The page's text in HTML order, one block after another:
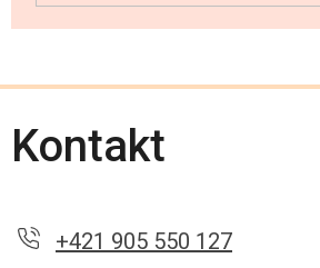
Kontakt
+421 905 550 127